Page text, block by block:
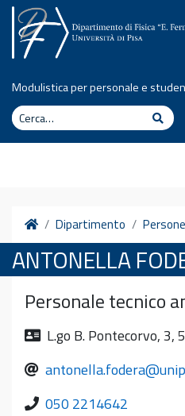
Vai al contenuto
Modulistica per personale e
Cerca
HomeDipartimento Persone
ANTONELLA
Personale tecnico
L.go B. Pontecorvo, 3,
050 2214642